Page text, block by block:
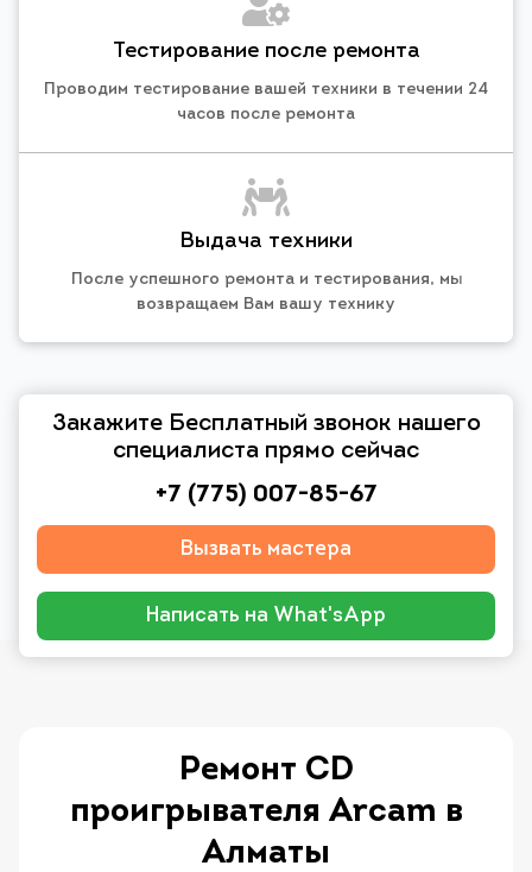
Тестирование после ремонта
Проводим тестирование вашей техники в течении 24
часов после ремонта
Выдача техники
После успешного ремонта и тестирования, мы
возвращаем Вам вашу технику
Закажите Бесплатный звонок нашего
специалиста прямо сейчас
+7 (775) 007-85-67
Вызвать мастера
Написать на What'sApp
Ремонт CD
проигрывателя Arcam в
Алматы